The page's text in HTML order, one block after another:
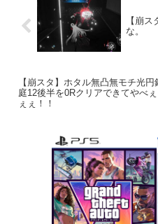
【崩
な。
【崩スタ】ホタル無凸無モチ光円
庭12後半を0Rクリアできてやべぇ
ぇぇ！！